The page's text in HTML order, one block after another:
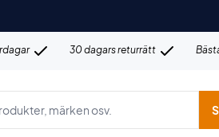
30 dagars returrätt
märken osv.